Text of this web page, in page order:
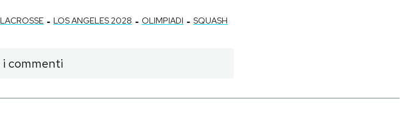
LACROSSE - LOS ANGELES 2028 - OLIMPIADI - SQUASH
commenti